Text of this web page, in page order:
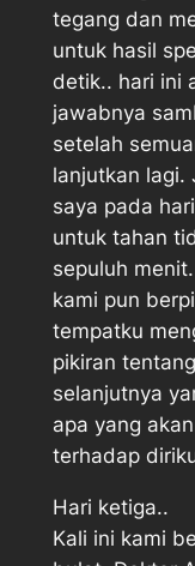
tegang dan
untuk hasil
detik.. hari ini
jawabnya
setelah
lanjutkan lagi.
saya pada
untuk tahan
sepuluh
kami pun
tempatku
pikiran
selanjutnya
apa yang
terhadap
Hari ketiga..
Kali ini kami